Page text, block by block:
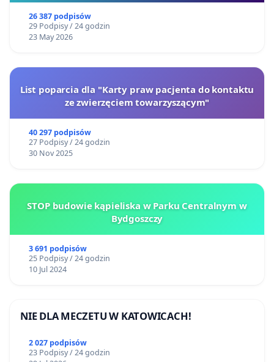
26 387 podpisów
29 Podpisy / 24 godzin
23 May 2026
List poparcia dla "Karty praw pacjenta do kontaktu
ze zwierzęciem towarzyszącym"
40 297 podpisów
27 Podpisy / 24 godzin
30 Nov 2025
STOP budowie kąpieliska w Parku Centralnym w
Bydgoszczy
3 691 podpisów
25 Podpisy / 24 godzin
10 Jul 2024
NIE DLA MECZETU W KATOWICACH!
2 027 podpisów
23 Podpisy / 24 godzin